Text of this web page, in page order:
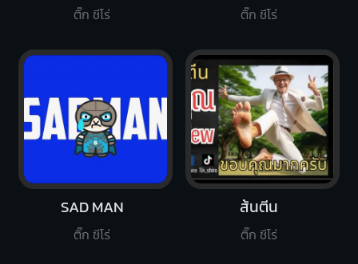
ติ๊ก ชีโร่ ติ๊ก ชีโร่
SAD MAN
ติ๊ก ชีโร่
ส้นตีน
ติ๊ก ชีโร่